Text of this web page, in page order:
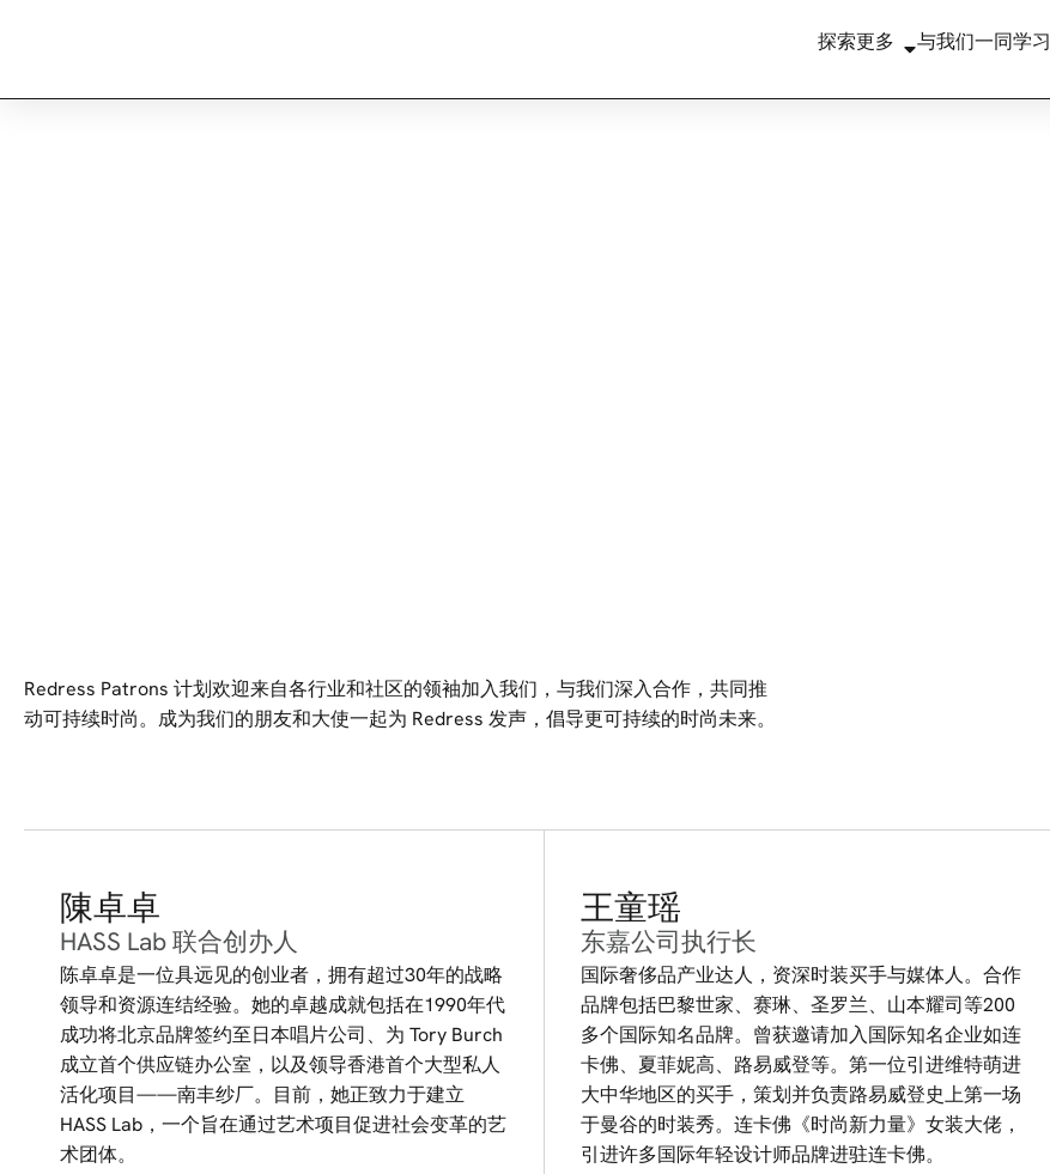
探索更多 与我们一同学习
Redress Patrons 计划欢迎来自各行业和社区的领袖加入我们，与我们深入合作，共同推
动可持续时尚。成为我们的朋友和大使一起为 Redress 发声，倡导更可持续的时尚未来。
陳卓卓
HASS Lab 联合创办人
陈卓卓是一位具远见的创业者，拥有超过30年的战略
领导和资源连结经验。她的卓越成就包括在1990年代
成功将北京品牌签约至日本唱片公司、为 Tory Burch
成立首个供应链办公室，以及领导香港首个大型私人
活化项目——南丰纱厂。目前，她正致力于建立
HASS Lab，一个旨在通过艺术项目促进社会变革的艺
术团体。
王童瑶
东嘉公司执行长
国际奢侈品产业达人，资深时装买手与媒体人。合作
品牌包括巴黎世家、赛琳、圣罗兰、山本耀司等200
多个国际知名品牌。曾获邀请加入国际知名企业如连
卡佛、夏菲妮高、路易威登等。第一位引进维特萌进
大中华地区的买手，策划并负责路易威登史上第一场
于曼谷的时装秀。连卡佛《时尚新力量》女装大佬，
引进许多国际年轻设计师品牌进驻连卡佛。